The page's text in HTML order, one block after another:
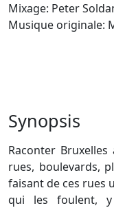
Mixage: Peter
Musique originale:
Synopsis
Raconter
rues, boulevards,
faisant de ces rues
qui les foulent, y